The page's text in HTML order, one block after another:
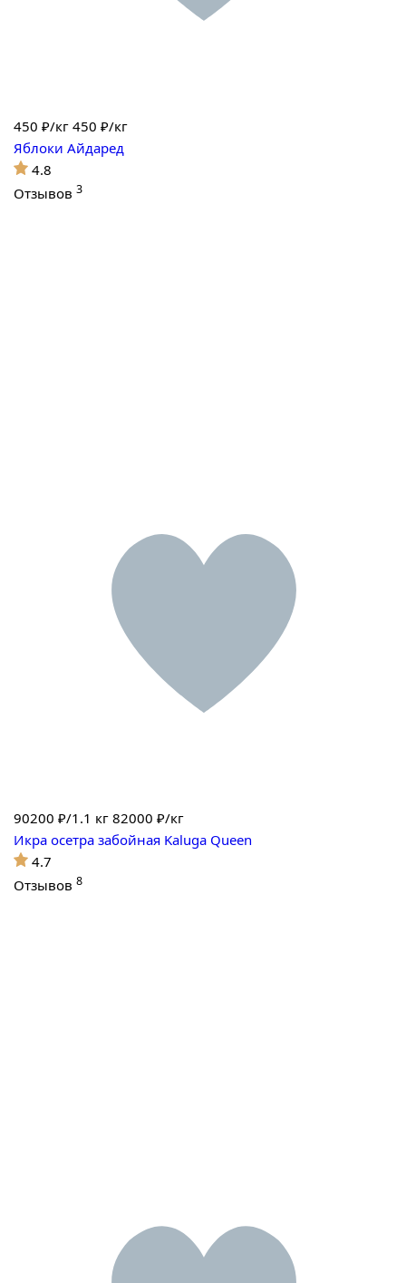
450 ₽/кг 450 ₽/кг
Яблоки Айдаред
4.8
Отзывов 3
90200 ₽/1.1 кг 82000 ₽/кг
Икра осетра забойная Kaluga Queen
4.7
Отзывов 8